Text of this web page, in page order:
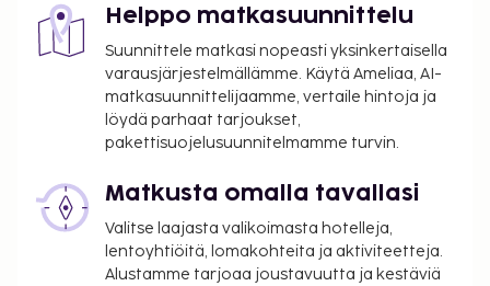
Yhteystiedot löytyvät varausvahvistuksesta.
Asiakkaat voivat järjestää lemmikkiensä
majoituksen ottamalla yhteyttä suoraan
majoituspaikkaan käyttämällä
varausvahvistuksessa olevia yhteystietoja
(lemmikeistä veloitetaan lisämaksuja, ja niistä
osiossa).
Helppo matkasuunnittelu
Suunnittele matkasi nopeasti yksinkertaisella
varausjärjestelmällämme. Käytä Ameliaa, AI-
matkasuunnittelijaamme, vertaile hintoja ja
löydä parhaat tarjoukset,
pakettisuojelusuunnitelmamme turvin.
Matkusta omalla tavallasi
Valitse laajasta valikoimasta hotelleja,
lentoyhtiöitä, lomakohteita ja aktiviteetteja.
Alustamme tarjoaa joustavuutta ja kestäviä